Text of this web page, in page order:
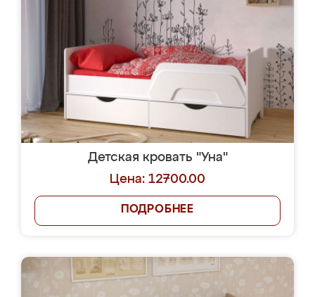
Детская кровать "Уна"
Цена: 12700.00
ПОДРОБНЕЕ